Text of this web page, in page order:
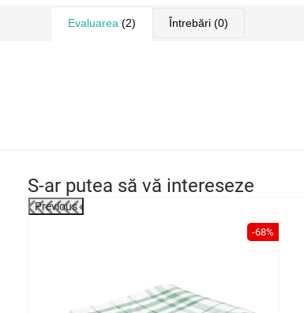
Evaluarea (2) Întrebări (0)
S-ar putea să vă intereseze
Previous
-68%